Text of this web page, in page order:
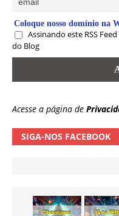
Coloque nosso domínio na
Assinando este RSS
do Blog
Acesse a página de
SIGA-NOS FACEBOOK